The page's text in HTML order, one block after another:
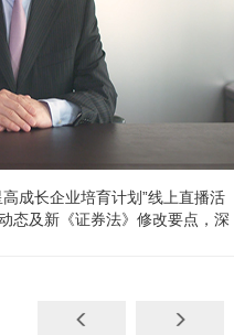
成长企业培育计划”线上直播活
态及新《证券法》修改要点，深